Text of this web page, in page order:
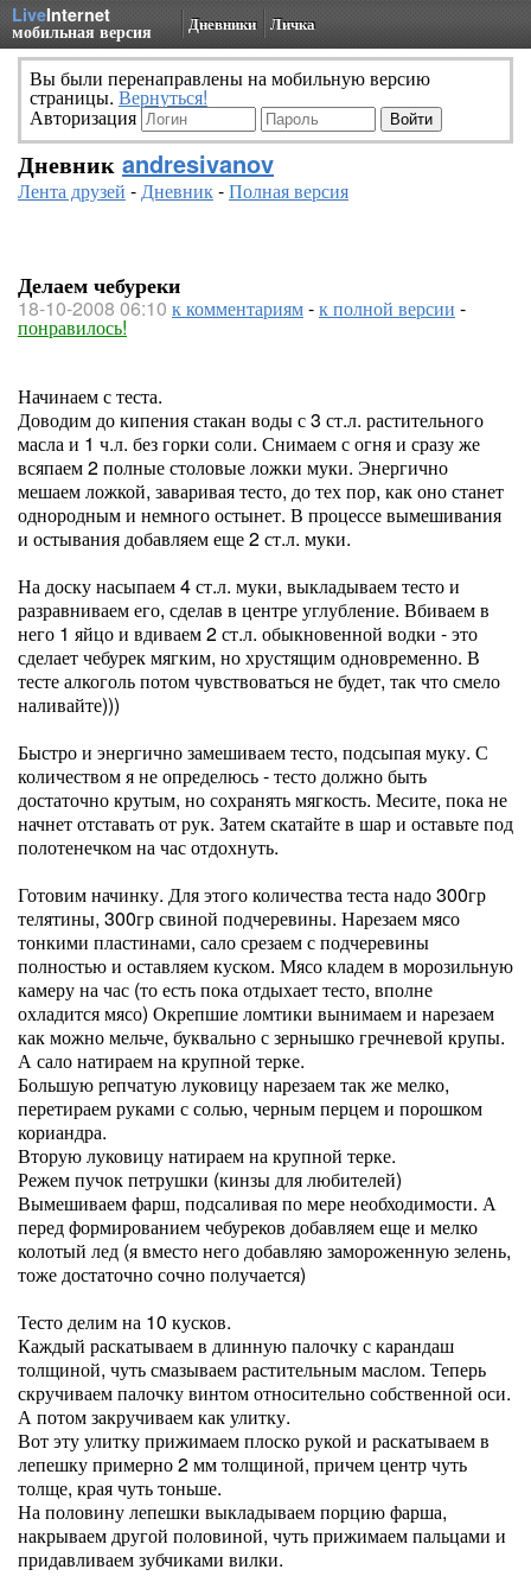
LiveInternet
мобильная версия Дневники Личка
Вы были перенаправлены на мобильную версию
страницы. Вернуться!
Авторизация
Дневник andresivanov
Лента друзей -Дневник-Полная версия
Делаем чебуреки
18-10-2008 06:10 к комментариям-к полной версии -
понравилось!
Начинаем с теста.
Доводим до кипения стакан воды с 3 ст.л. растительного
масла и 1 ч.л. без горки соли. Снимаем с огня и сразу же
всяпаем 2 полные столовые ложки муки. Энергично
мешаем ложкой, заваривая тесто, до тех пор, как оно станет
однородным и немного остынет. В процессе вымешивания
и остывания добавляем еще 2 ст.л. муки.
На доску насыпаем 4 ст.л. муки, выкладываем тесто и
разравниваем его, сделав в центре углубление. Вбиваем в
него 1 яйцо и вдиваем 2 ст.л. обыкновенной водки - это
сделает чебурек мягким, но хрустящим одновременно. В
тесте алкоголь потом чувствоваться не будет, так что смело
наливайте)))
Быстро и энергично замешиваем тесто, подсыпая муку. С
количеством я не определюсь - тесто должно быть
достаточно крутым, но сохранять мягкость. Месите, пока не
начнет отставать от рук. Затем скатайте в шар и оставьте под
полотенечком на час отдохнуть.
Готовим начинку. Для этого количества теста надо 300гр
телятины, 300гр свиной подчеревины. Нарезаем мясо
тонкими пластинами, сало срезаем с подчеревины
полностью и оставляем куском. Мясо кладем в морозильную
камеру на час (то есть пока отдыхает тесто, вполне
охладится мясо) Окрепшие ломтики вынимаем и нарезаем
как можно мельче, буквально с зернышко гречневой крупы.
А сало натираем на крупной терке.
Большую репчатую луковицу нарезаем так же мелко,
перетираем руками с солью, черным перцем и порошком
кориандра.
Вторую луковицу натираем на крупной терке.
Режем пучок петрушки (кинзы для любителей)
Вымешиваем фарш, подсаливая по мере необходимости. А
перед формированием чебуреков добавляем еще и мелко
колотый лед (я вместо него добавляю замороженную зелень,
тоже достаточно сочно получается)
Тесто делим на 10 кусков.
Каждый раскатываем в длинную палочку с карандаш
толщиной, чуть смазываем растительным маслом. Теперь
скручиваем палочку винтом относительно собственной оси.
А потом закручиваем как улитку.
Вот эту улитку прижимаем плоско рукой и раскатываем в
лепешку примерно 2 мм толщиной, причем центр чуть
толще, края чуть тоньше.
На половину лепешки выкладываем порцию фарша,
накрываем другой половиной, чуть прижимаем пальцами и
придавливаем зубчиками вилки.